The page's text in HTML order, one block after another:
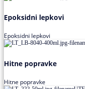
Epoksidni lepkovi
Epoksidni lepkovi
Hitne popravke
Hitne popravke